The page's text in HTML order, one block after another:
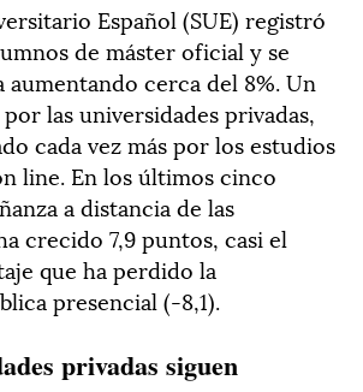
Español (SUE) registró
de máster oficial y se
aumentando cerca del 8%. Un
las universidades privadas,
cada vez más por los estudios
line. En los últimos cinco
a distancia de las
crecido 7,9 puntos, casi el
que ha perdido la
presencial (-8,1).
privadas siguen